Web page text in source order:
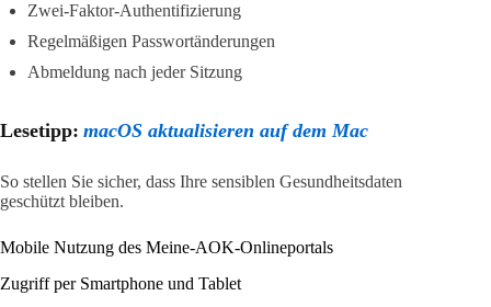
Zwei-Faktor-Authentifizierung
Regelmäßigen Passwortänderungen
Abmeldung nach jeder Sitzung
Lesetipp: macOS aktualisieren auf dem Mac
So stellen Sie sicher, dass Ihre sensiblen Gesundheitsdaten
geschützt bleiben.
Mobile Nutzung des Meine-AOK-Onlineportals
Zugriff per Smartphone und Tablet